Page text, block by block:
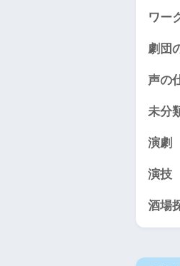
ワー
劇団
声の
未分
演劇
演技
酒場